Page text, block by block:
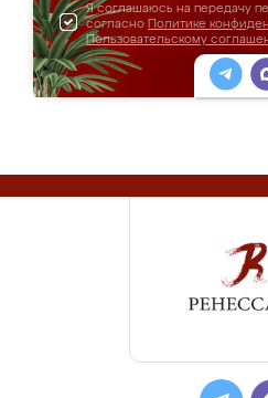
Я соглашаюсь на передачу
согласно Политике
Пользовательскому